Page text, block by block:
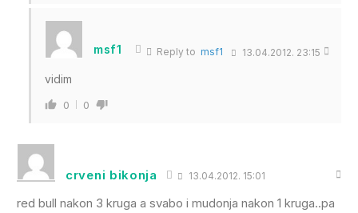
msf1 Reply to msf1 13.04.2012. 23:15
vidim
0 0
crveni bikonja 13.04.2012. 15:01
red bull nakon 3 kruga a svabo i mudonja nakon 1 kruga..pa